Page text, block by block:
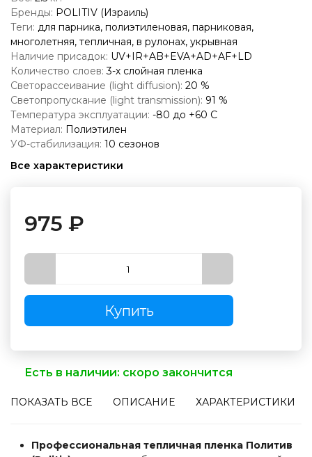
Бренды: POLITIV (Израиль)
Теги: для парника, полиэтиленовая, парниковая,
многолетняя, тепличная, в рулонах, укрывная
Наличие присадок: UV+IR+AB+EVA+AD+AF+LD
Количество слоев:3-х слойная пленка
Светорассеивание (light diffusion): 20 %
Светопропускание (light transmission): 91 %
Температура эксплуатации: -80 до +60 С
Материал: Полиэтилен
УФ-стабилизация: 10 сезонов
Все характеристики
975 ₽
Купить
Есть в наличии: скоро закончится
ПОКАЗАТЬ ВСЕ ОПИСАНИЕ ХАРАКТЕРИСТИКИ
Профессиональная тепличная пленка Политив